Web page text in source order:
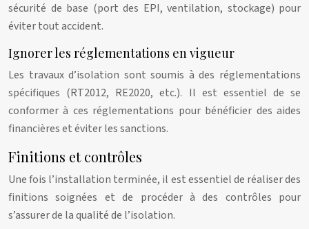
sécurité de base (port des EPI, ventilation, stockage) pour
éviter tout accident.
Ignorer les réglementations en vigueur
Les travaux d’isolation sont soumis à des réglementations
spécifiques (RT2012, RE2020, etc.). Il est essentiel de se
conformer à ces réglementations pour bénéficier des aides
financières et éviter les sanctions.
Finitions et contrôles
Une fois l’installation terminée, il est essentiel de réaliser des
finitions soignées et de procéder à des contrôles pour
s’assurer de la qualité de l’isolation.